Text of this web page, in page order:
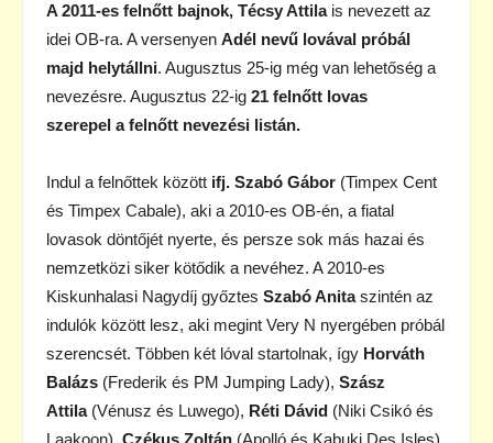
A 2011-es felnőtt bajnok, Técsy Attilais nevezett az
idei OB-ra. A versenyen Adél nevű lovával próbál
majd helytállni. Augusztus 25-ig még van lehetőség a
nevezésre. Augusztus 22-ig 21 felnőtt lovas
szerepel a felnőtt nevezési listán.
Indul a felnőttek között ifj. Szabó Gábor (Timpex Cent
és Timpex Cabale), aki a 2010-es OB-én, a fiatal
lovasok döntőjét nyerte, és persze sok más hazai és
nemzetközi siker kötődik a nevéhez. A 2010-es
Kiskunhalasi Nagydíj győztes Szabó Anitaszintén az
indulók között lesz, aki megint Very N nyergében próbál
szerencsét. Többen két lóval startolnak, így Horváth
Balázs (Frederik és PM Jumping Lady), Szász
Attila(Vénusz és Luwego), Réti Dávid (Niki Csikó és